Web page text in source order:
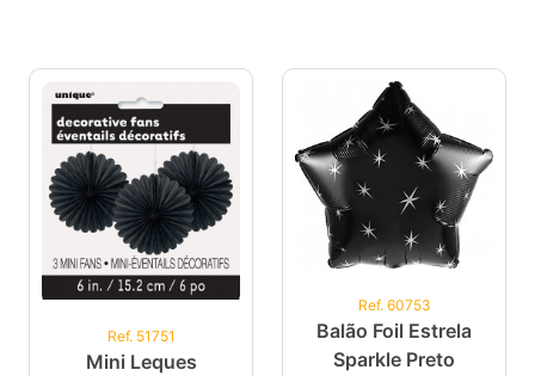
Ref. 51751
Mini Leques
Ref. 60753
Balão Foil Estrela
Sparkle Preto